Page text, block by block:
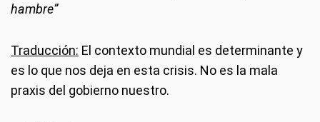
hambre”
Traducción: El contexto mundial es determinante y
es lo que nos deja en esta crisis. No es la mala
praxis del gobierno nuestro.